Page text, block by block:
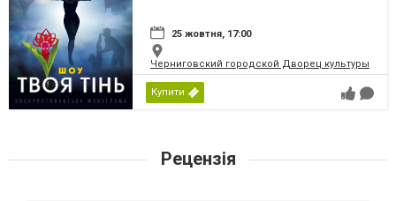
25 жовтня, 17:00
Черниговский городской Дворец культуры
Купити
Рецензія